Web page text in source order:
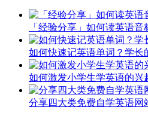
「经验分享」如何读英语
如何快速记英语单词？学长
如何激发小学生学英语的兴
分享四大类免费自学英语网